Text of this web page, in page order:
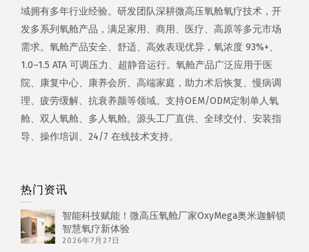
域拥有多年行业经验。研发团队深耕微高压氧舱氧疗技术，开
发多系列氧舱产品，满足家用、商用、医疗、高原等多元市场
需求。氧舱产品安全、舒适、高效表现优异，氧浓度 93%+、
1.0–1.5 ATA 可调压力、超静音运行。氧舱产品广泛应用于医
院、康复中心、康养会所、高端家庭，助力术后恢复、慢病调
理、疲劳缓解、抗衰养颜等领域。支持OEM/ODM定制单人氧
舱、双人氧舱、多人氧舱。源头工厂直供、全球交付、安装指
导、操作培训、24/7 在线技术支持。
热门资讯
智能科技赋能！微高压氧舱厂家OxyMega奥米迦解锁
智慧氧疗新体验
2026年7月27日